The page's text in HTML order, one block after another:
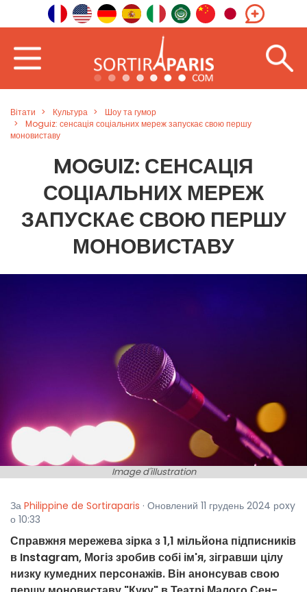
Вітати Культура
Шоу та гумор
Moguiz: сенсація соціальних мереж запускає свою першу
моновиставу
MOGUIZ: СЕНСАЦІЯ
СОЦІАЛЬНИХ МЕРЕЖ
ЗАПУСКАЄ СВОЮ ПЕРШУ
МОНОВИСТАВУ
Image d'illustration
За Philippine de Sortiraparis · Оновлений 11 грудень 2024 рoxy
о 10:33
Справжня мережева зірка з 1,1 мільйона підписників
в Instagram, Могіз зробив собі ім'я, зігравши цілу
низку кумедних персонажів. Він анонсував свою